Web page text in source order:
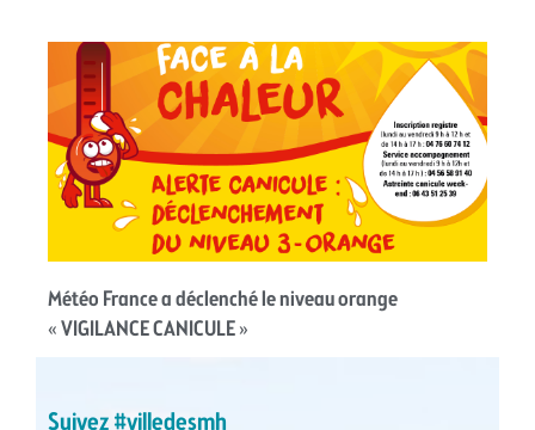
Météo France a déclenché le niveau orange
« VIGILANCE CANICULE »
Suivez #villedesmh